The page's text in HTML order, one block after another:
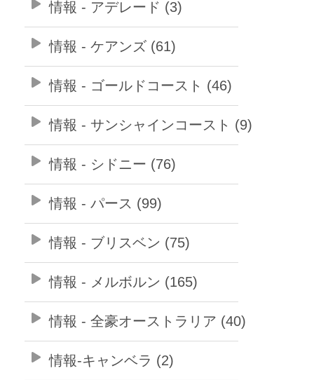
情報 - アデレード (3)
情報 - ケアンズ (61)
情報 - ゴールドコースト (46)
情報 - サンシャインコースト (9)
情報 - シドニー (76)
情報 - パース (99)
情報 - ブリスベン (75)
情報 - メルボルン (165)
情報 - 全豪オーストラリア (40)
情報-キャンベラ (2)